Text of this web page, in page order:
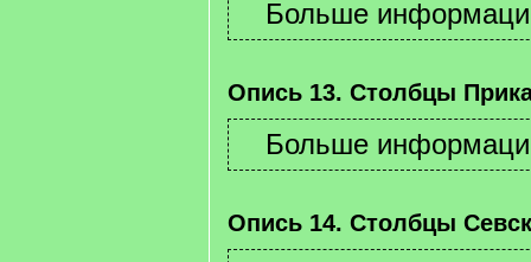
Опись 13. Столбцы
Опись 14. Столбцы